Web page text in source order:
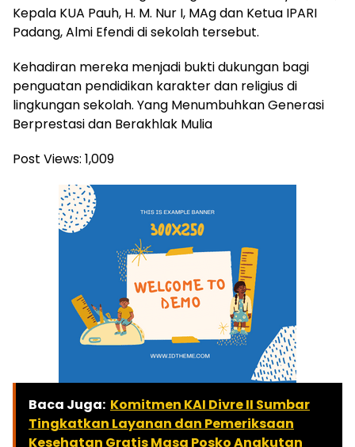
Kepala KUA Pauh, H. M. Nur I, MAg dan Ketua IPARI
Padang, Almi Efendi di sekolah tersebut.
Kehadiran mereka menjadi bukti dukungan bagi
penguatan pendidikan karakter dan religius di
lingkungan sekolah. Yang Menumbuhkan Generasi
Berprestasi dan Berakhlak Mulia
Post Views: 1,009
Baca Juga: Komitmen KAI Divre II Sumbar
Tingkatkan Layanan dan Pemeriksaan
Kesehatan Gratis Masa Posko Angkutan